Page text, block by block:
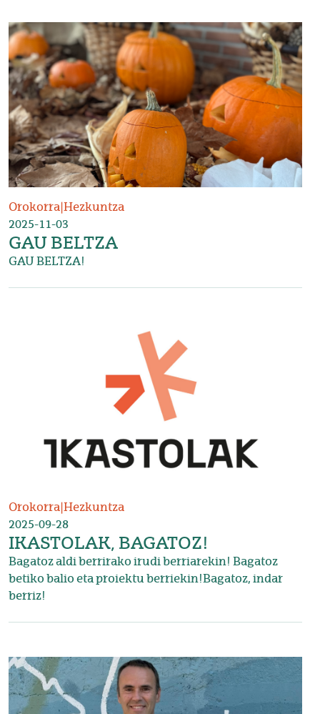
Irudia
Orokorra Hezkuntza
2025-11-03
GAU BELTZA
GAU BELTZA!
Orokorra Hezkuntza
2025-09-28
IKASTOLAK, BAGATOZ!
Bagatoz aldi berrirako irudi berriarekin! Bagatoz
betiko balio eta proiektu berriekin!Bagatoz, indar
berriz!
Irudia